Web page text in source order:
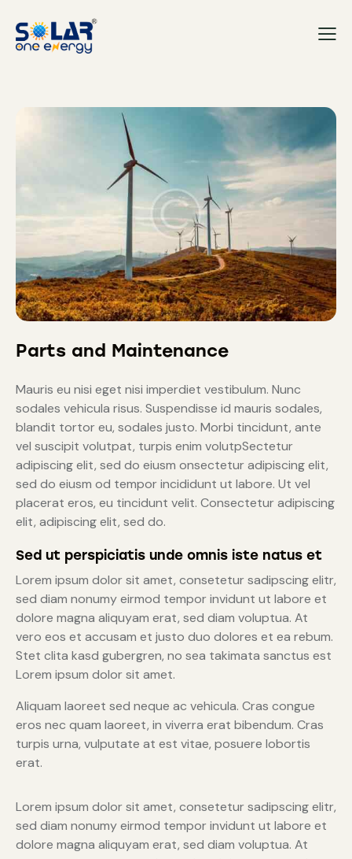
Parts and Maintenance
Mauris eu nisi eget nisi imperdiet vestibulum. Nunc
sodales vehicula risus. Suspendisse id mauris sodales,
blandit tortor eu, sodales justo. Morbi tincidunt, ante
vel suscipit volutpat, turpis enim volutpSectetur
adipiscing elit, sed do eiusm onsectetur adipiscing elit,
sed do eiusm od tempor incididunt ut labore. Ut vel
placerat eros, eu tincidunt velit. Consectetur adipiscing
elit, adipiscing elit, sed do.
Sed ut perspiciatis unde omnis iste natus et
Lorem ipsum dolor sit amet, consetetur sadipscing elitr,
sed diam nonumy eirmod tempor invidunt ut labore et
dolore magna aliquyam erat, sed diam voluptua. At
vero eos et accusam et justo duo dolores et ea rebum.
Stet clita kasd gubergren, no sea takimata sanctus est
Lorem ipsum dolor sit amet.
Aliquam laoreet sed neque ac vehicula. Cras congue
eros nec quam laoreet, in viverra erat bibendum. Cras
turpis urna, vulputate at est vitae, posuere lobortis
erat.
Lorem ipsum dolor sit amet, consetetur sadipscing elitr,
sed diam nonumy eirmod tempor invidunt ut labore et
dolore magna aliquyam erat, sed diam voluptua. At